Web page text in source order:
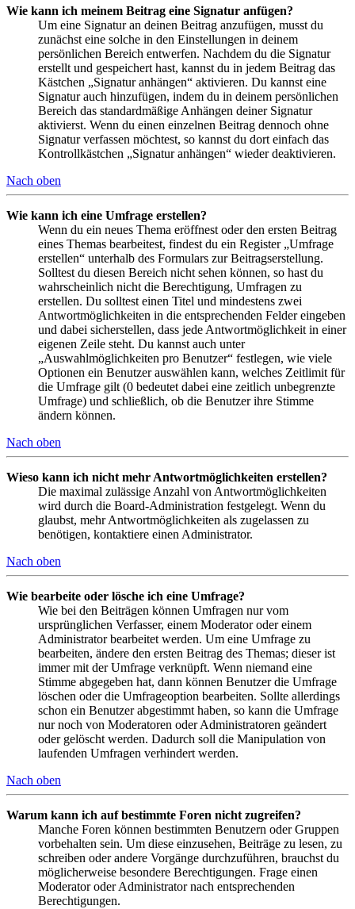
Wie kann ich meinem Beitrag eine Signatur anfügen?
Um eine Signatur an deinen Beitrag anzufügen, musst du
zunächst eine solche in den Einstellungen in deinem
persönlichen Bereich entwerfen. Nachdem du die Signatur
erstellt und gespeichert hast, kannst du in jedem Beitrag das
Kästchen „Signatur anhängen“ aktivieren. Du kannst eine
Signatur auch hinzufügen, indem du in deinem persönlichen
Bereich das standardmäßige Anhängen deiner Signatur
aktivierst. Wenn du einen einzelnen Beitrag dennoch ohne
Signatur verfassen möchtest, so kannst du dort einfach das
Kontrollkästchen „Signatur anhängen“ wieder deaktivieren.
Nach oben
Wie kann ich eine Umfrage erstellen?
Wenn du ein neues Thema eröffnest oder den ersten Beitrag
eines Themas bearbeitest, findest du ein Register „Umfrage
erstellen“ unterhalb des Formulars zur Beitragserstellung.
Solltest du diesen Bereich nicht sehen können, so hast du
wahrscheinlich nicht die Berechtigung, Umfragen zu
erstellen. Du solltest einen Titel und mindestens zwei
Antwortmöglichkeiten in die entsprechenden Felder eingeben
und dabei sicherstellen, dass jede Antwortmöglichkeit in einer
eigenen Zeile steht. Du kannst auch unter
„Auswahlmöglichkeiten pro Benutzer“ festlegen, wie viele
Optionen ein Benutzer auswählen kann, welches Zeitlimit für
die Umfrage gilt (0 bedeutet dabei eine zeitlich unbegrenzte
Umfrage) und schließlich, ob die Benutzer ihre Stimme
ändern können.
Nach oben
Wieso kann ich nicht mehr Antwortmöglichkeiten erstellen?
Die maximal zulässige Anzahl von Antwortmöglichkeiten
wird durch die Board-Administration festgelegt. Wenn du
glaubst, mehr Antwortmöglichkeiten als zugelassen zu
benötigen, kontaktiere einen Administrator.
Nach oben
Wie bearbeite oder lösche ich eine Umfrage?
Wie bei den Beiträgen können Umfragen nur vom
ursprünglichen Verfasser, einem Moderator oder einem
Administrator bearbeitet werden. Um eine Umfrage zu
bearbeiten, ändere den ersten Beitrag des Themas; dieser ist
immer mit der Umfrage verknüpft. Wenn niemand eine
Stimme abgegeben hat, dann können Benutzer die Umfrage
löschen oder die Umfrageoption bearbeiten. Sollte allerdings
schon ein Benutzer abgestimmt haben, so kann die Umfrage
nur noch von Moderatoren oder Administratoren geändert
oder gelöscht werden. Dadurch soll die Manipulation von
laufenden Umfragen verhindert werden.
Nach oben
Warum kann ich auf bestimmte Foren nicht zugreifen?
Manche Foren können bestimmten Benutzern oder Gruppen
vorbehalten sein. Um diese einzusehen, Beiträge zu lesen, zu
schreiben oder andere Vorgänge durchzuführen, brauchst du
möglicherweise besondere Berechtigungen. Frage einen
Moderator oder Administrator nach entsprechenden
Berechtigungen.